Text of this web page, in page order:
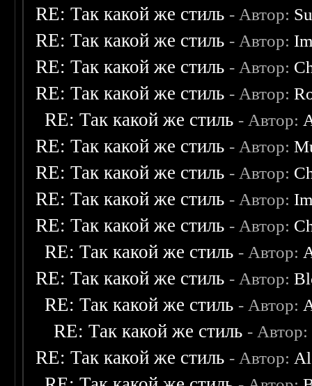
RE: Так какой же стиль - Автор:
RE: Так какой же стиль - Автор:
RE: Так какой же стиль - Автор:
RE: Так какой же стиль - Автор:
RE: Так какой же стиль - Автор:
RE: Так какой же стиль - Автор:
RE: Так какой же стиль - Автор:
RE: Так какой же стиль - Автор:
RE: Так какой же стиль - Автор:
RE: Так какой же стиль - Автор:
RE: Так какой же стиль - Автор:
RE: Так какой же стиль - Автор:
RE: Так какой же стиль - Автор:
RE: Так какой же стиль - Автор: